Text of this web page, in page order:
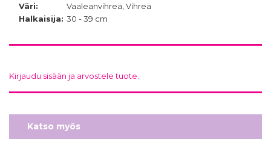
Väri:
Vaaleanvihreä, Vihreä
Halkaisija: 30 - 39 cm
Kirjaudu sisään ja arvostele tuote.
Katso myös